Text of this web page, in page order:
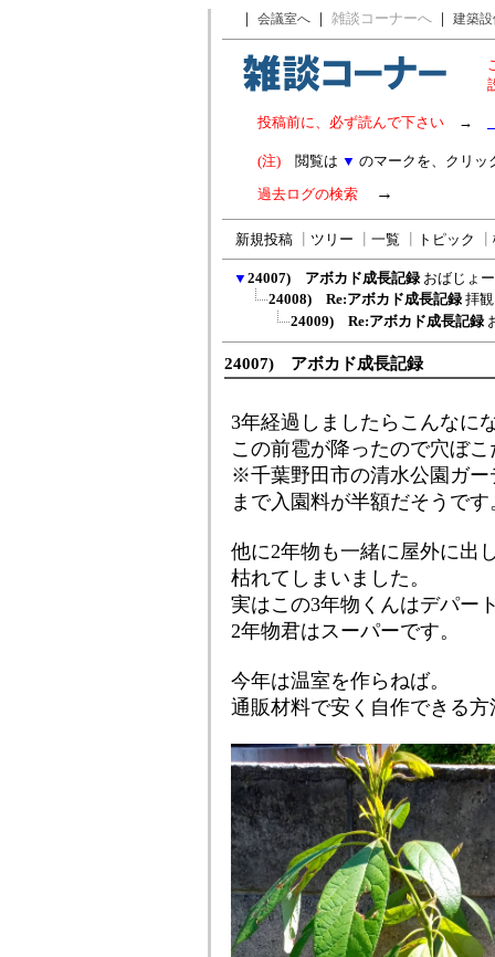
｜ 会議室へ ｜ 雑談コーナーへ ｜ 建築
投稿前に、必ず読んで下さい →
(注) 閲覧は ▼ のマークを、クリッ
過去ログの検索 →
新規投稿 ツリー 一覧 トピック
▼ 24007) アボカド成長記録 おばじょー
24008) Re:アボカド成長記録 拝
24009) Re:アボカド成長記録
24007) アボカド成長記録
3年経過しましたらこんなに
この前雹が降ったので穴ぼ
※千葉野田市の清水公園ガ
まで入園料が半額だそうです
他に2年物も一緒に屋外に出
枯れてしまいました。
実はこの3年物くんはデパー
2年物君はスーパーです。
今年は温室を作らねば。
通販材料で安く自作できる